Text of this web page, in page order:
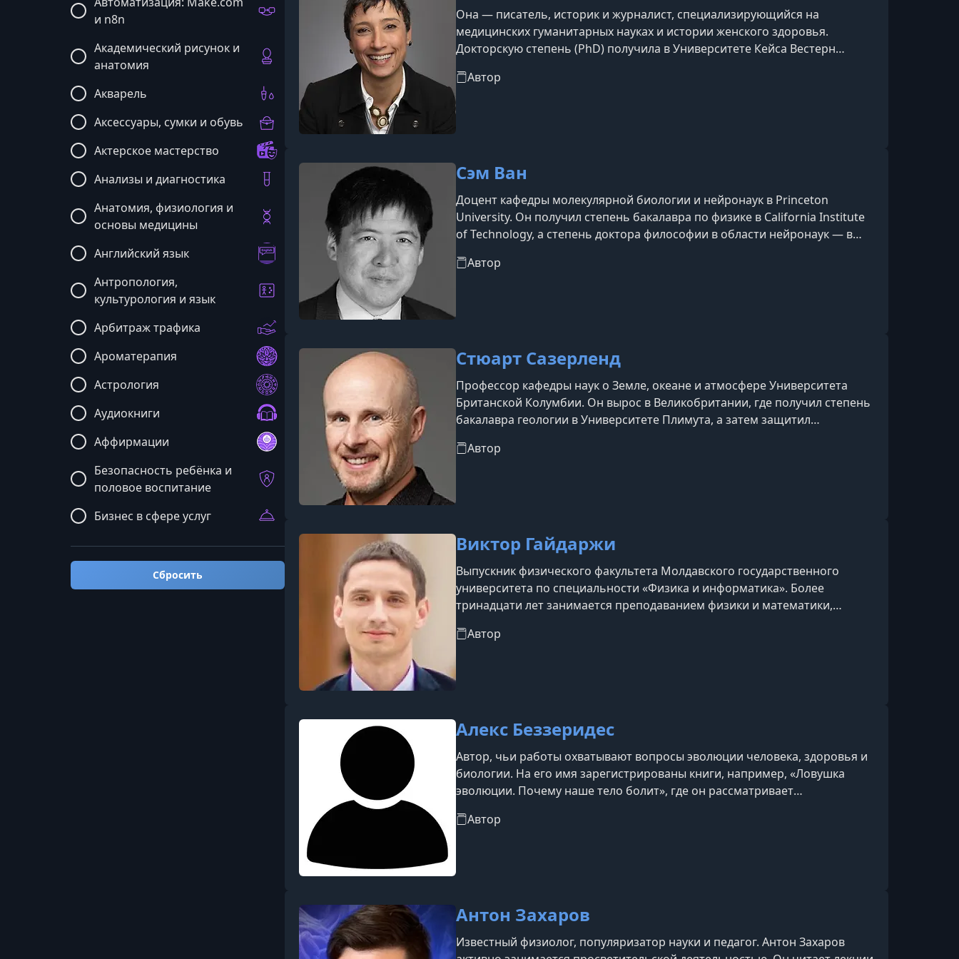
и n8n
Академический рисунок и
анатомия
Акварель
Аксессуары, сумки и обувь
Актерское мастерство
Анализы и диагностика
Анатомия, физиология и
основы медицины
Английский язык
Антропология,
культурология и язык
Арбитраж трафика
Ароматерапия
Астрология
Аудиокниги
Аффирмации
Безопасность ребёнка и
половое воспитание
Бизнес в сфере услуг
Бизнес: мастермайнды и
общие курсы
Блюда и рецепты
Сбросить
Она — писатель, историк и журналист, специализирующийся на
медицинских гуманитарных науках и истории женского здоровья.
Докторскую степень (PhD) получила в Университете Кейса Вестерн
Бутчер», посвящённая медицине времён холодной войны, биоэтике и
Автор
Сэм Ван
Доцент кафедры молекулярной биологии и нейронаук в Princeton
University. Он получил степень бакалавра по физике в California Institute
of Technology, а степень доктора философии в области нейронаук — в
исследователем в области нейронаук и опубликовал более 50 статей в
Автор
Стюарт Сазерленд
Профессор кафедры наук о Земле, океане и атмосфере Университета
Британской Колумбии. Он вырос в Великобритании, где получил степень
бакалавра геологии в Университете Плимута, а затем защитил
Лестера. Его научные исследования были посвящены силурийским
Автор
Виктор Гайдаржи
Выпускник физического факультета Молдавского государственного
университета по специальности «Физика и информатика». Более
тринадцати лет занимается преподаванием физики и математики,
аудиторию и объяснять сложные темы ясно и доступно. Подаёт материал
Автор
Алекс Беззеридес
Автор, чьи работы охватывают вопросы эволюции человека, здоровья и
биологии. На его имя зарегистрированы книги, например, «Ловушка
эволюции. Почему наше тело болит», где он рассматривает
Автор
Антон Захаров
Известный физиолог, популяризатор науки и педагог. Антон Захаров